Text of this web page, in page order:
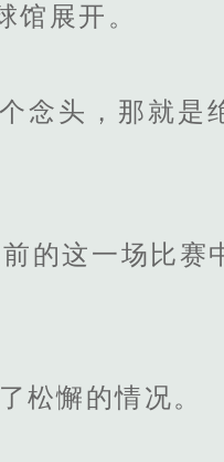
展开。
头，那就是
的这一场比赛
懈的情况。